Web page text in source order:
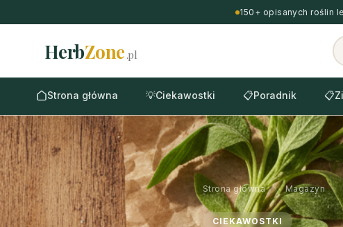
150+ opisanych roślin
HerbZone.pl
Strona główna 💡Ciekawostki 📋Poradnik 📋
Strona główna › Magazyn ›
CIEKAWOSTKI